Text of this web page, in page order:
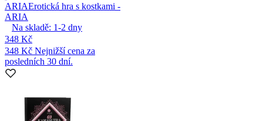
ARIAErotická hra s kostkami -
ARIA
Na skladě: 1-2 dny
348 Kč
348 Kč Nejnižší cena za
posledních 30 dní.